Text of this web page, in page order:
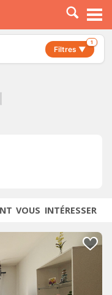
Filtres ▼
1
VOUS INTÉRESSER